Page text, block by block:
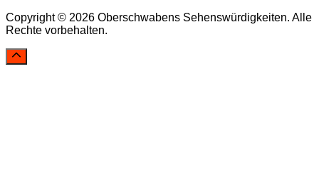
Copyright © 2026 Oberschwabens Sehenswürdigkeiten. Alle
Rechte vorbehalten.